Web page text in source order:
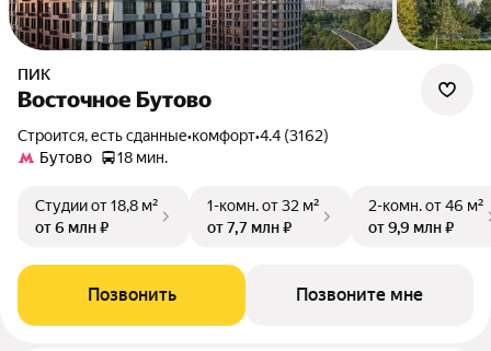
ПИК
Восточное Бутово
Строится, есть сданные•комфорт•4.4 (3162)
Бутово
18 мин.
Студииот 18,8 м²
от 6 млн ₽
1-комн.от 32 м²
от 7,7 млн ₽
2-комн.от 46 м²
от 9,9 млн ₽
Позвонить Позвоните мне